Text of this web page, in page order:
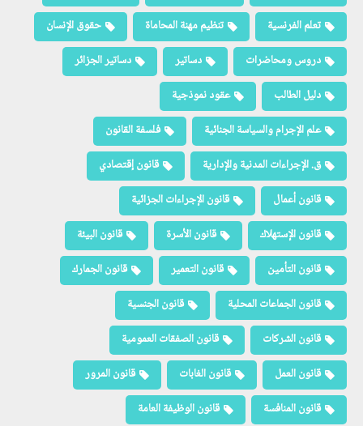
تعلم الفرنسية
تنظيم مهنة المحاماة
حقوق الإنسان
دروس ومحاضرات
دساتير
دساتير الجزائر
دليل الطالب
عقود نموذجية
علم الإجرام والسياسة الجنائية
فلسفة القانون
ق. الإجراءات المدنية والإدارية
قانون إقتصادي
قانون أعمال
قانون الإجراءات الجزائية
قانون الإستهلاك
قانون الأسرة
قانون البيئة
قانون التأمين
قانون التعمير
قانون الجمارك
قانون الجماعات المحلية
قانون الجنسية
قانون الشركات
قانون الصفقات العمومية
قانون العمل
قانون الغابات
قانون المرور
قانون المنافسة
قانون الوظيفة العامة